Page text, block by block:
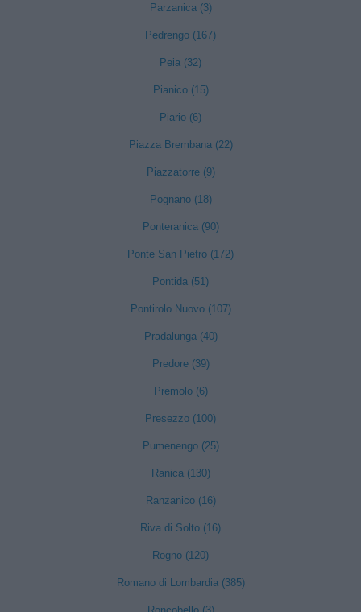
Parzanica (3)
Pedrengo (167)
Peia (32)
Pianico (15)
Piario (6)
Piazza Brembana (22)
Piazzatorre (9)
Pognano (18)
Ponteranica (90)
Ponte San Pietro (172)
Pontida (51)
Pontirolo Nuovo (107)
Pradalunga (40)
Predore (39)
Premolo (6)
Presezzo (100)
Pumenengo (25)
Ranica (130)
Ranzanico (16)
Riva di Solto (16)
Rogno (120)
Romano di Lombardia (385)